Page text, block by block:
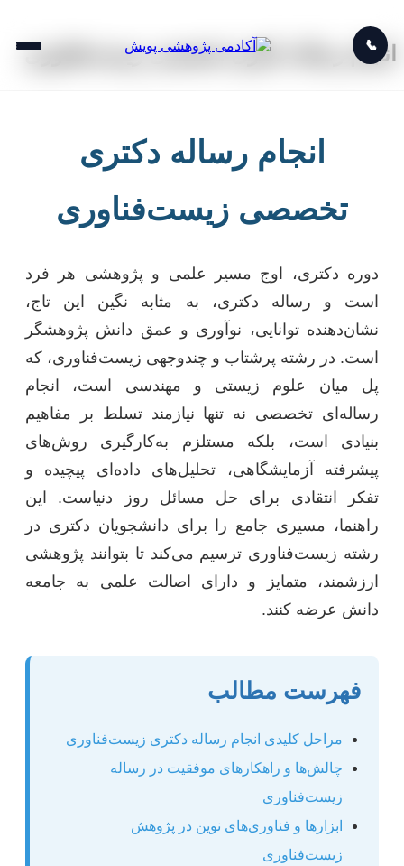
📞
انجام رساله دکتری تخصصی زیست‌فناوری
انجام رساله دکتری
تخصصی زیست‌فناوری
دوره دکتری، اوج مسیر علمی و پژوهشی هر فرد
است و رساله دکتری، به مثابه نگین این تاج،
نشان‌دهنده توانایی، نوآوری و عمق دانش پژوهشگر
است. در رشته پرشتاب و چندوجهی زیست‌فناوری، که
پل میان علوم زیستی و مهندسی است، انجام
رساله‌ای تخصصی نه تنها نیازمند تسلط بر مفاهیم
بنیادی است، بلکه مستلزم به‌کارگیری روش‌های
پیشرفته آزمایشگاهی، تحلیل‌های داده‌ای پیچیده و
تفکر انتقادی برای حل مسائل روز دنیاست. این
راهنما، مسیری جامع را برای دانشجویان دکتری در
رشته زیست‌فناوری ترسیم می‌کند تا بتوانند پژوهشی
ارزشمند، متمایز و دارای اصالت علمی به جامعه
دانش عرضه کنند.
فهرست مطالب
مراحل کلیدی انجام رساله دکتری زیست‌فناوری
چالش‌ها و راهکارهای موفقیت در رساله
زیست‌فناوری
ابزارها و فناوری‌های نوین در پژوهش
زیست‌فناوری